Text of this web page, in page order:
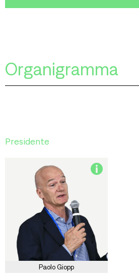
Organigramma
Presidente
Paolo Giopp